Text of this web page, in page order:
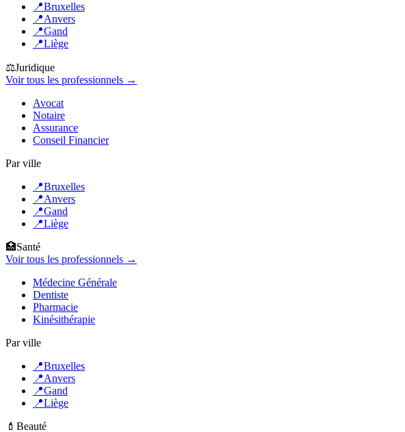
📍Bruxelles
📍Anvers
📍Gand
📍Liège
⚖️Juridique
Voir tous les professionnels →
Avocat
Notaire
Assurance
Conseil Financier
Par ville
📍Bruxelles
📍Anvers
📍Gand
📍Liège
🏥Santé
Voir tous les professionnels →
Médecine Générale
Dentiste
Pharmacie
Kinésithérapie
Par ville
📍Bruxelles
📍Anvers
📍Gand
📍Liège
💄 Beauté